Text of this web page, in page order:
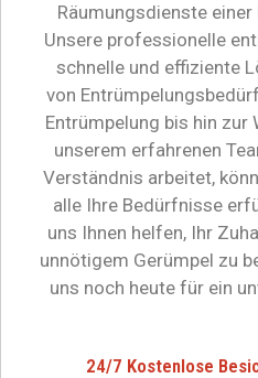
Räumungsdienste einer
Unsere professionelle
schnelle und effiziente
von
Entrümpelung bis hin zur
unserem erfahrenen
Verständnis arbeitet,
alle Ihre Bedürfnisse
uns Ihnen helfen, Ihr
unnötigem Gerümpel zu
uns noch heute für ein
24/7 Kostenlose